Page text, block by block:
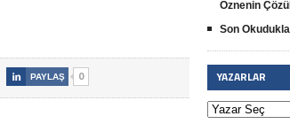
 PAYLAŞ 0
Öznenin
Son
YAZARLAR